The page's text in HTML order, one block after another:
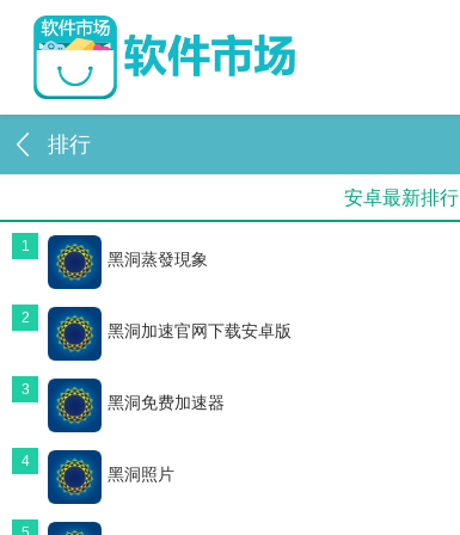
排行
安卓最新排行
1
黑洞蒸發現象
2
黑洞加速官网下载安卓版
3
黑洞免费加速器
4
黑洞照片